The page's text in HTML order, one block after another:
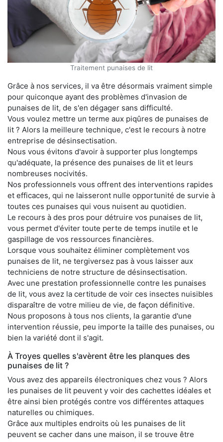
Traitement punaises de lit
Grâce à nos services, il va être désormais vraiment simple
pour quiconque ayant des problèmes d'invasion de
punaises de lit, de s'en dégager sans difficulté.
Vous voulez mettre un terme aux piqûres de punaises de
lit ? Alors la meilleure technique, c'est le recours à notre
entreprise de désinsectisation.
Nous vous évitons d'avoir à supporter plus longtemps
qu'adéquate, la présence des punaises de lit et leurs
nombreuses nocivités.
Nos professionnels vous offrent des interventions rapides
et efficaces, qui ne laisseront nulle opportunité de survie à
toutes ces punaises qui vous nuisent au quotidien.
Le recours à des pros pour détruire vos punaises de lit,
vous permet d'éviter toute perte de temps inutile et le
gaspillage de vos ressources financières.
Lorsque vous souhaitez éliminer complètement vos
punaises de lit, ne tergiversez pas à vous laisser aux
techniciens de notre structure de désinsectisation.
Avec une prestation professionnelle contre les punaises
de lit, vous avez la certitude de voir ces insectes nuisibles
disparaître de votre milieu de vie, de façon définitive.
Nous proposons à tous nos clients, la garantie d'une
intervention réussie, peu importe la taille des punaises, ou
bien la variété dont il s'agit.
À Troyes quelles s'avèrent être les planques des
punaises de lit ?
Vous avez des appareils électroniques chez vous ? Alors
les punaises de lit peuvent y voir des cachettes idéales et
être ainsi bien protégés contre vos différentes attaques
naturelles ou chimiques.
Grâce aux multiples endroits où les punaises de lit
peuvent se cacher dans une maison, il se trouve être